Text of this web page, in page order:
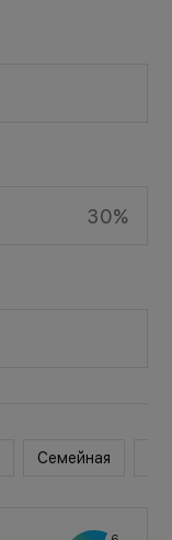
30%
Семейная